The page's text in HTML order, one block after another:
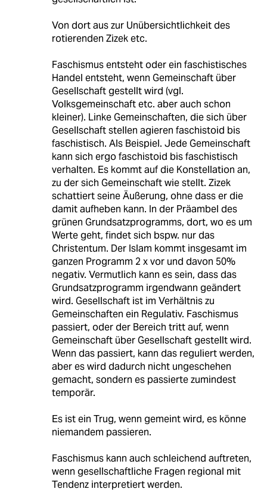
Von dort aus zur Unübersichtlichkeit des
rotierenden Zizek etc.
Faschismus entsteht oder ein faschistisches
Handel entsteht, wenn Gemeinschaft über
Gesellschaft gestellt wird (vgl.
Volksgemeinschaft etc. aber auch schon
kleiner). Linke Gemeinschaften, die sich über
Gesellschaft stellen agieren faschistoid bis
faschistisch. Als Beispiel. Jede Gemeinschaft
kann sich ergo faschistoid bis faschistisch
verhalten. Es kommt auf die Konstellation an,
zu der sich Gemeinschaft wie stellt. Zizek
schattiert seine Äußerung, ohne dass er die
damit aufheben kann. In der Präambel des
grünen Grundsatzprogramms, dort, wo es um
Werte geht, findet sich bspw. nur das
Christentum. Der Islam kommt insgesamt im
ganzen Programm 2 x vor und davon 50%
negativ. Vermutlich kann es sein, dass das
Grundsatzprogramm irgendwann geändert
wird. Gesellschaft ist im Verhältnis zu
Gemeinschaften ein Regulativ. Faschismus
passiert, oder der Bereich tritt auf, wenn
Gemeinschaft über Gesellschaft gestellt wird.
Wenn das passiert, kann das reguliert werden,
aber es wird dadurch nicht ungeschehen
gemacht, sondern es passierte zumindest
temporär.
Es ist ein Trug, wenn gemeint wird, es könne
niemandem passieren.
Faschismus kann auch schleichend auftreten,
wenn gesellschaftliche Fragen regional mit
Tendenz interpretiert werden.